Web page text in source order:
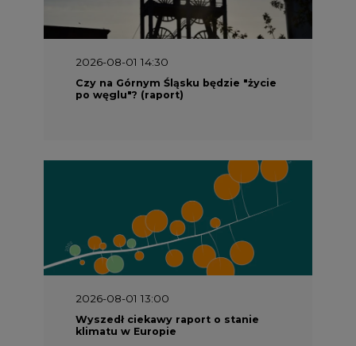
2026-08-01 14:30
Czy na Górnym Śląsku będzie "życie
po węglu"? (raport)
2026-08-01 13:00
Wyszedł ciekawy raport o stanie
klimatu w Europie